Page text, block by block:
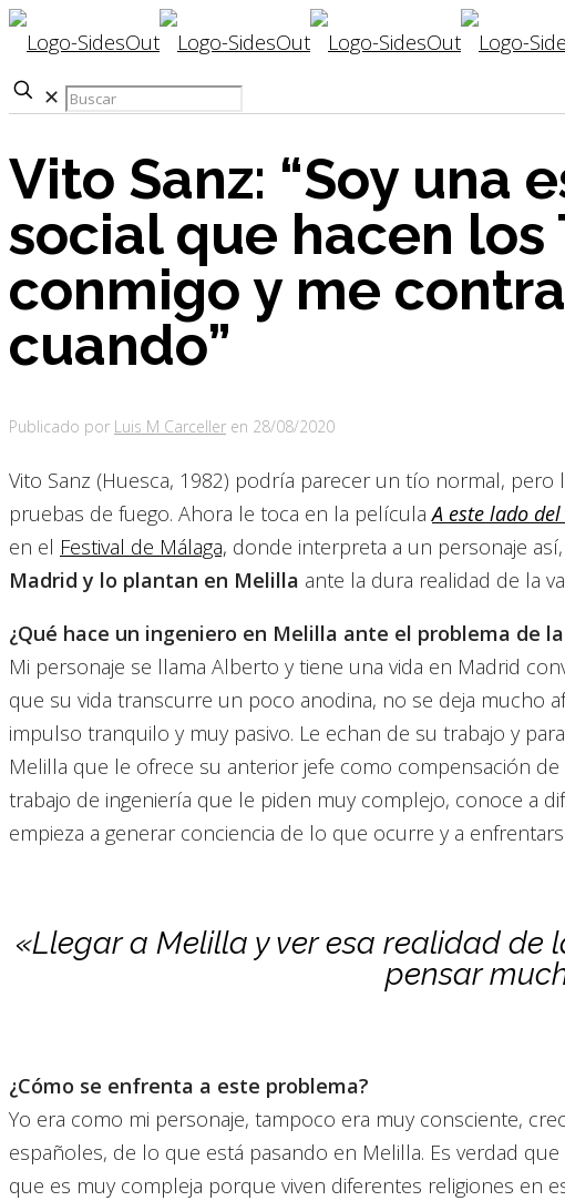
✕
Vito Sanz: “Soy una
social que hacen los
conmigo y me
cuando”
Publicado por Luis M Carceller en 28/08/2020
Vito Sanz (Huesca, 1982) podría parecer un tío normal,
pruebas de fuego. Ahora le toca en la películaA este lado
en el Festival de Málaga, donde interpreta a un personaje así,
Madrid y lo plantan en Melilla ante la dura realidad de la
¿Qué hace un ingeniero en Melilla ante el problema de
Mi personaje se llama Alberto y tiene una vida en Madrid
que su vida transcurre un poco anodina, no se deja mucho
impulso tranquilo y muy pasivo. Le echan de su trabajo y
Melilla que le ofrece su anterior jefe como compensación
trabajo de ingeniería que le piden muy complejo, conoce a
empieza a generar conciencia de lo que ocurre y a
«Llegar a Melilla y ver esa realidad de
pensar
¿Cómo se enfrenta a este problema?
Yo era como mi personaje, tampoco era muy consciente,
españoles, de lo que está pasando en Melilla. Es verdad
que es muy compleja porque viven diferentes religiones en